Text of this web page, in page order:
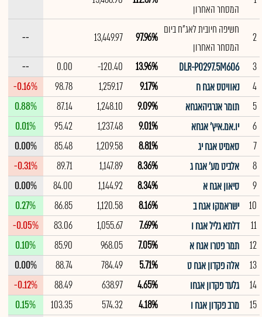
המסחר האחרון
2
חשיפה חיובית לאג"ח ביום
המסחר האחרון
97.96%
13,449.97
--
3
DLR-P0297.5M606
13.96%
-120.40
0.00
--
4
נאוויטס אגח ח 9.17%
1,259.17
98.78
-0.16%
5
תומר אנרגיהאגחא 9.09%
1,248.10
87.14
0.88%
6
יו.אמ.איץ' אגחא 9.01%
1,237.48
95.42
0.01%
7
סאמיט אגח יג 8.81%
1,209.58
85.48
0.00%
8
אלביט מע' אגח ג 8.36%
1,147.89
89.71
-0.31%
9
סיאון אגח א 8.34%
1,144.92
84.00
0.00%
10
ישראמקו אגח ב 8.16%
1,120.58
86.85
0.27%
11
דלתא גליל אגח ו 7.69%
1,055.67
83.06
-0.05%
12
תמר פטרו אגח א 7.05%
968.05
85.90
0.10%
13
אלה פקדון אגח ט 5.71%
784.49
88.74
0.00%
14
גלעד פקדון אגחו 4.65%
638.97
88.49
-0.12%
15
מרב פקדון אגח ו 4.18%
574.32
103.35
0.15%